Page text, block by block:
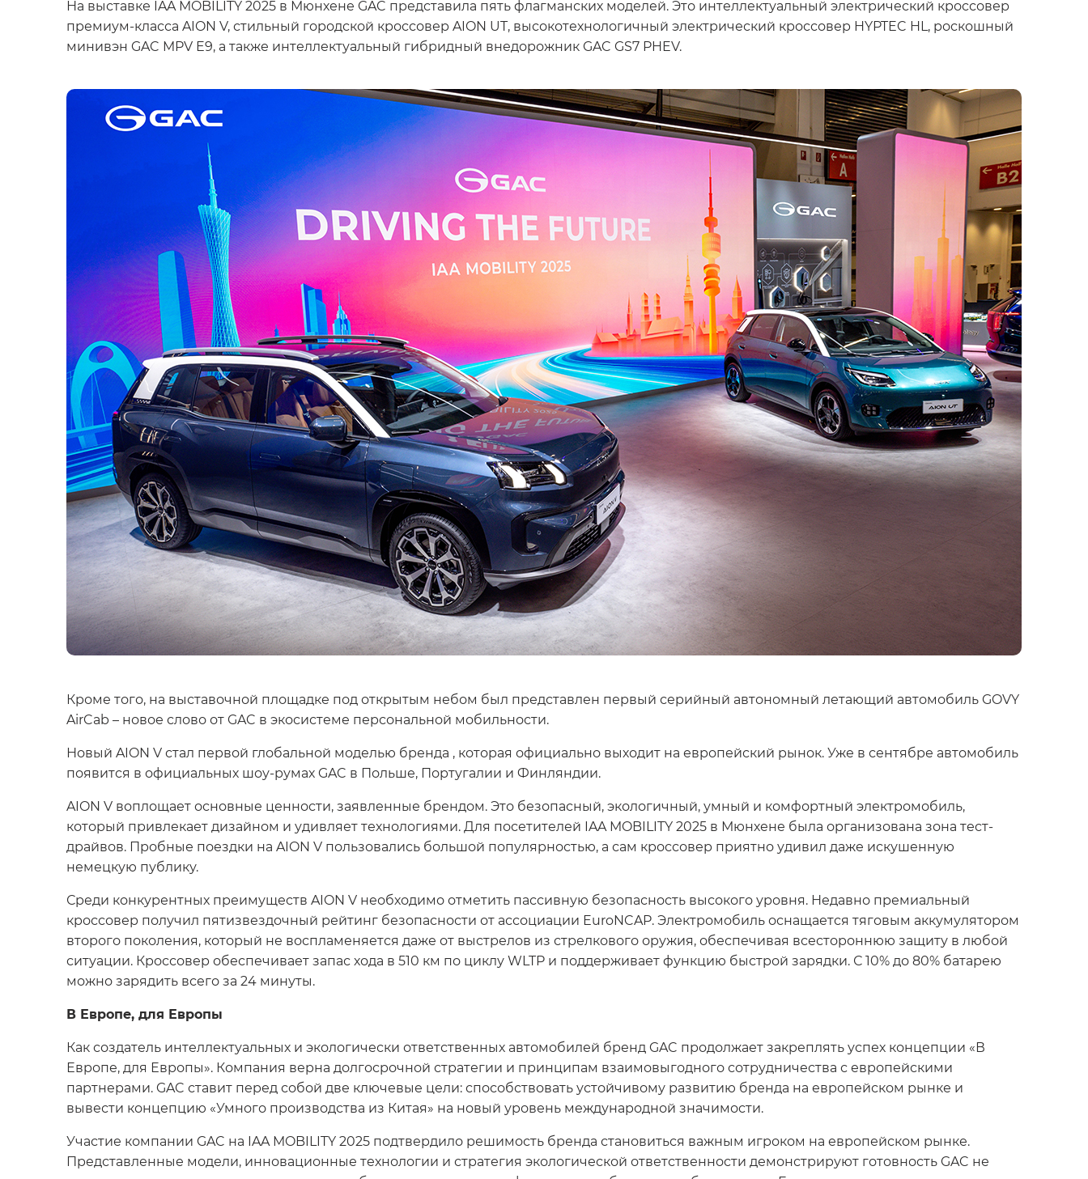
На выставке IAA MOBILITY 2025 в Мюнхене GAC представила пять флагманских моделей. Это интеллектуальный электрический кроссовер
премиум-класса AION V, стильный городской кроссовер AION UT, высокотехнологичный электрический кроссовер HYPTEC HL, роскошный
минивэн GAC MPV E9, а также интеллектуальный гибридный внедорожник GAC GS7 PHEV.
Кроме того, на выставочной площадке под открытым небом был представлен первый серийный автономный летающий автомобиль GOVY
AirCab – новое слово от GAC в экосистеме персональной мобильности.
Новый AION V стал первой глобальной моделью бренда , которая официально выходит на европейский рынок. Уже в сентябре автомобиль
появится в официальных шоу-румах GAC в Польше, Португалии и Финляндии.
AION V воплощает основные ценности, заявленные брендом. Это безопасный, экологичный, умный и комфортный электромобиль,
который привлекает дизайном и удивляет технологиями. Для посетителей IAA MOBILITY 2025 в Мюнхене была организована зона тест-
драйвов. Пробные поездки на AION V пользовались большой популярностью, а сам кроссовер приятно удивил даже искушенную
немецкую публику.
Среди конкурентных преимуществ AION V необходимо отметить пассивную безопасность высокого уровня. Недавно премиальный
кроссовер получил пятизвездочный рейтинг безопасности от ассоциации EuroNCAP. Электромобиль оснащается тяговым аккумулятором
второго поколения, который не воспламеняется даже от выстрелов из стрелкового оружия, обеспечивая всестороннюю защиту в любой
ситуации. Кроссовер обеспечивает запас хода в 510 км по циклу WLTP и поддерживает функцию быстрой зарядки. С 10% до 80% батарею
можно зарядить всего за 24 минуты.
В Европе, для Европы
Как создатель интеллектуальных и экологически ответственных автомобилей бренд GAC продолжает закреплять успех концепции «В
Европе, для Европы». Компания верна долгосрочной стратегии и принципам взаимовыгодного сотрудничества с европейскими
партнерами. GAC ставит перед собой две ключевые цели: способствовать устойчивому развитию бренда на европейском рынке и
вывести концепцию «Умного производства из Китая» на новый уровень международной значимости.
Участие компании GAC на IAA MOBILITY 2025 подтвердило решимость бренда становиться важным игроком на европейском рынке.
Представленные модели, инновационные технологии и стратегия экологической ответственности демонстрируют готовность GAC не